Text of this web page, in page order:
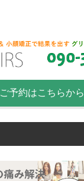
ご予約はこちらから